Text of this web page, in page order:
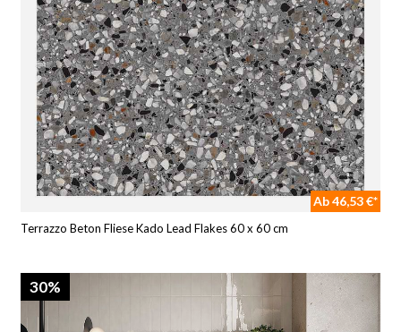
Ab 46,53 €*
Terrazzo Beton Fliese Kado Lead Flakes 60 x 60 cm
30%